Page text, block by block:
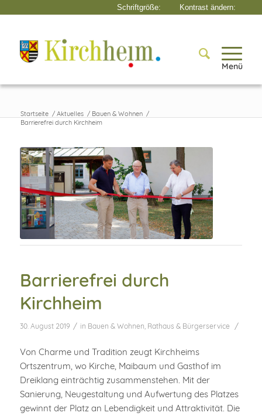
Menü
Startseite / Aktuelles / Bauen & Wohnen /
Barrierefrei durch Kirchheim
Barrierefrei durch
Kirchheim
30. August 2019 / in Bauen & Wohnen Rathaus & Bürgerservice /
Von Charme und Tradition zeugt Kirchheims
Ortszentrum, wo Kirche, Maibaum und Gasthof im
Dreiklang einträchtig zusammenstehen. Mit der
Sanierung, Neugestaltung und Aufwertung des Platzes
gewinnt der Platz an Lebendigkeit und Attraktivität. Die